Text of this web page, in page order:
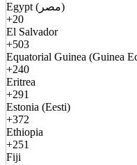
Egypt (مصر)
+20
El Salvador
+503
Equatorial Guinea (Guinea
+240
Eritrea
+291
Estonia (Eesti)
+372
Ethiopia
+251
Fiji